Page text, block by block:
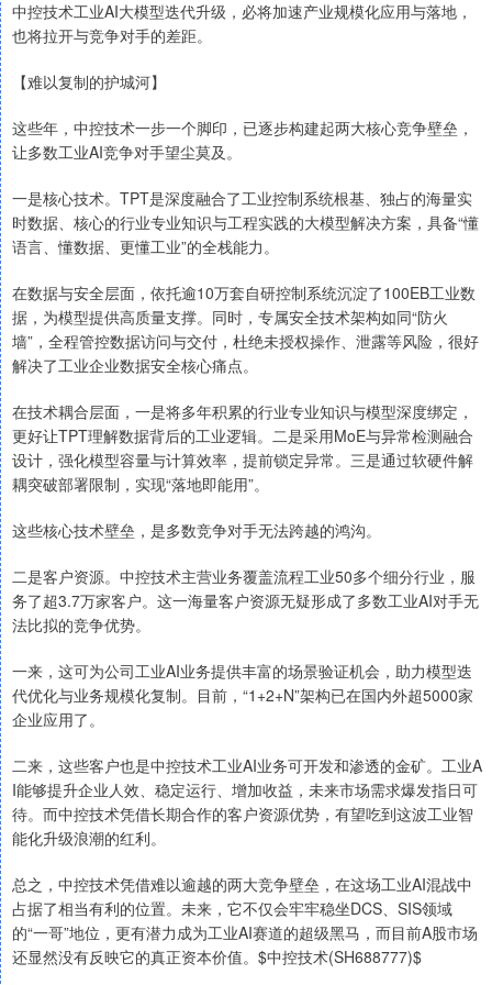
中控技术工业AI大模型迭代升级，必将加速产业规模化应用与落地，
也将拉开与竞争对手的差距。
【难以复制的护城河】
这些年，中控技术一步一个脚印，已逐步构建起两大核心竞争壁垒，
让多数工业AI竞争对手望尘莫及。
一是核心技术。TPT是深度融合了工业控制系统根基、独占的海量实
时数据、核心的行业专业知识与工程实践的大模型解决方案，具备“懂
语言、懂数据、更懂工业”的全栈能力。
在数据与安全层面，依托逾10万套自研控制系统沉淀了100EB工业数
据，为模型提供高质量支撑。同时，专属安全技术架构如同“防火
墙”，全程管控数据访问与交付，杜绝未授权操作、泄露等风险，很好
解决了工业企业数据安全核心痛点。
在技术耦合层面，一是将多年积累的行业专业知识与模型深度绑定，
更好让TPT理解数据背后的工业逻辑。二是采用MoE与异常检测融合
设计，强化模型容量与计算效率，提前锁定异常。三是通过软硬件解
耦突破部署限制，实现“落地即能用”。
这些核心技术壁垒，是多数竞争对手无法跨越的鸿沟。
二是客户资源。中控技术主营业务覆盖流程工业50多个细分行业，服
务了超3.7万家客户。这一海量客户资源无疑形成了多数工业AI对手无
法比拟的竞争优势。
一来，这可为公司工业AI业务提供丰富的场景验证机会，助力模型迭
代优化与业务规模化复制。目前，“1+2+N”架构已在国内外超5000家
企业应用了。
二来，这些客户也是中控技术工业AI业务可开发和渗透的金矿。工业A
I能够提升企业人效、稳定运行、增加收益，未来市场需求爆发指日可
待。而中控技术凭借长期合作的客户资源优势，有望吃到这波工业智
能化升级浪潮的红利。
总之，中控技术凭借难以逾越的两大竞争壁垒，在这场工业AI混战中
占据了相当有利的位置。未来，它不仅会牢牢稳坐DCS、SIS领域
的“一哥”地位，更有潜力成为工业AI赛道的超级黑马，而目前A股市场
还显然没有反映它的真正资本价值。$中控技术(SH688777)$